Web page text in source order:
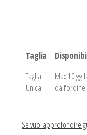
Taglia
Taglia
Unica
Max 10 gg
dall'ordine
Se vuoi approfondire